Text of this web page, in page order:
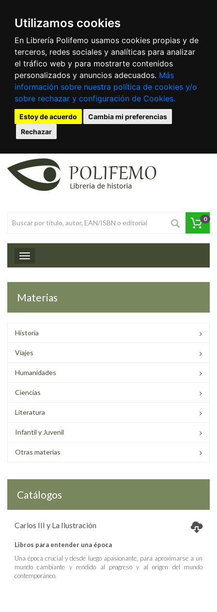
Utilizamos cookies
En Librería Polifemo usamos cookies propias y de
terceros, redes sociales y analíticas para analizar
el tráfico web y para mostrarte contenidos
personalizados y anuncios adecuados. Más
información sobre nuestra política de cookies y/o
sobre rechazar y configuración de Cookies.
Estoy de acuerdo
Cambia mi preferencias
Rechazar
0
Toggle navigation
Materias
Historia
Viajes
Humanidades
Ciencias
Literatura
Infantil y Juvenil
Otras materias
Catálogos
Carlos III y La Ilustración
Libros para entender una época
Una época crucial y desde luego apasionante, para aproximarse a un
mundo cambiante y rendido al progreso y al origen del mundo
contemporáneo.